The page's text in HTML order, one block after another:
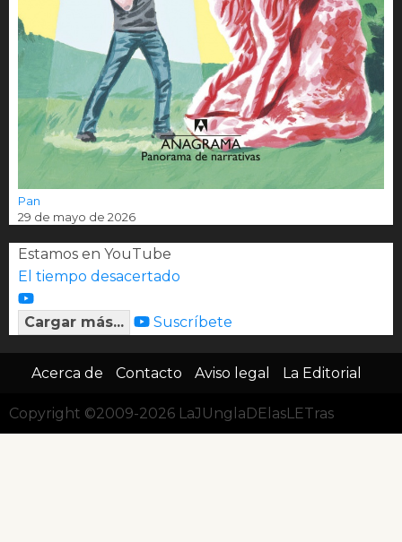
Pan
29 de mayo de 2026
Estamos en YouTube
El tiempo desacertado
Cargar más... Suscríbete
Acerca de Contacto Aviso legal La Editorial
Copyright ©2009-2026 LaJUnglaDElasLETras